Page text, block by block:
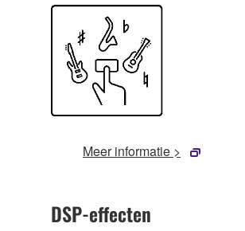
Meer informatie >
DSP-effecten